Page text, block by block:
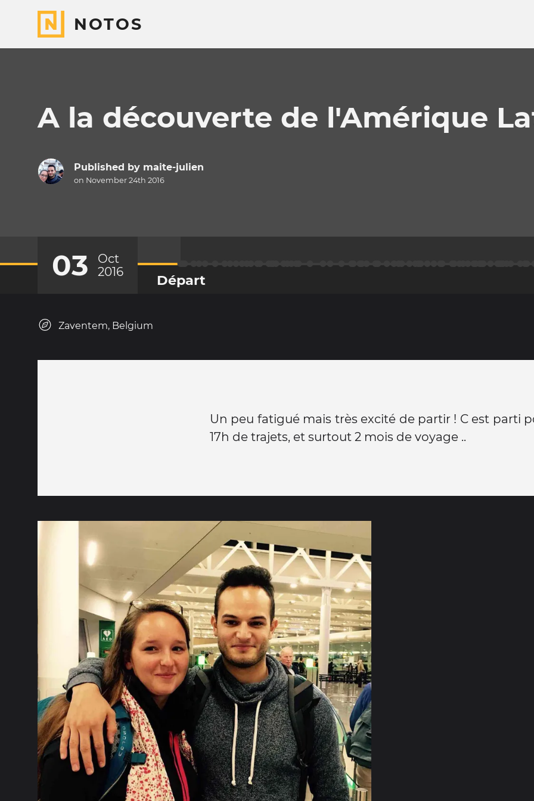
NOTOS
A la découverte de l'Amérique
Published by maite-julien
on November 24th 2016
03
Oct
2016
Départ
Zaventem, Belgium
Un peu fatigué mais très excité de partir ! C est parti
17h de trajets, et surtout 2 mois de voyage ..